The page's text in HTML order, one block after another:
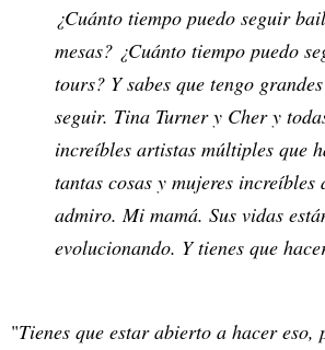
¿Cuánto tiempo puedo seguir
mesas? ¿Cuánto tiempo puedo
tours? Y sabes que tengo
seguir. Tina Turner y Cher y
increíbles artistas múltiples que
tantas cosas y mujeres increíbles
admiro. Mi mamá. Sus vidas
evolucionando. Y tienes que
"Tienes que estar abierto a hacer eso,